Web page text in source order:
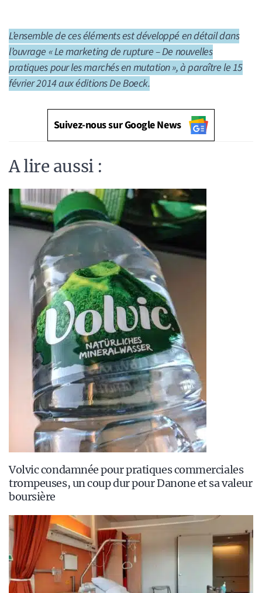
L’ensemble de ces éléments est développé en détail dans
l’ouvrage « Le marketing de rupture – De nouvelles
pratiques pour les marchés en mutation », à paraître le 15
février 2014 aux éditions De Boeck.
Suivez-nous sur Google News
A lire aussi :
Volvic condamnée pour pratiques commerciales
trompeuses, un coup dur pour Danone et sa valeur
boursière